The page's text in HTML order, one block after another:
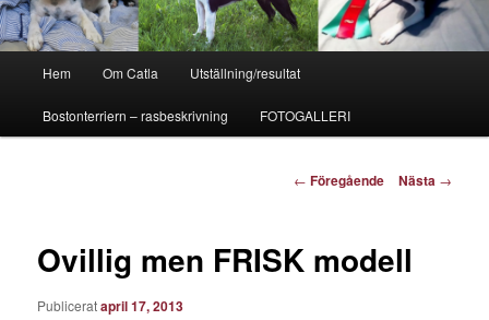
Hem Om Catla Utställning/resultat
Bostonterriern – rasbeskrivning FOTOGALLERI
Inläggsnavigering
← Föregående Nästa →
Ovillig men FRISK modell
Publiceratapril 17, 2013